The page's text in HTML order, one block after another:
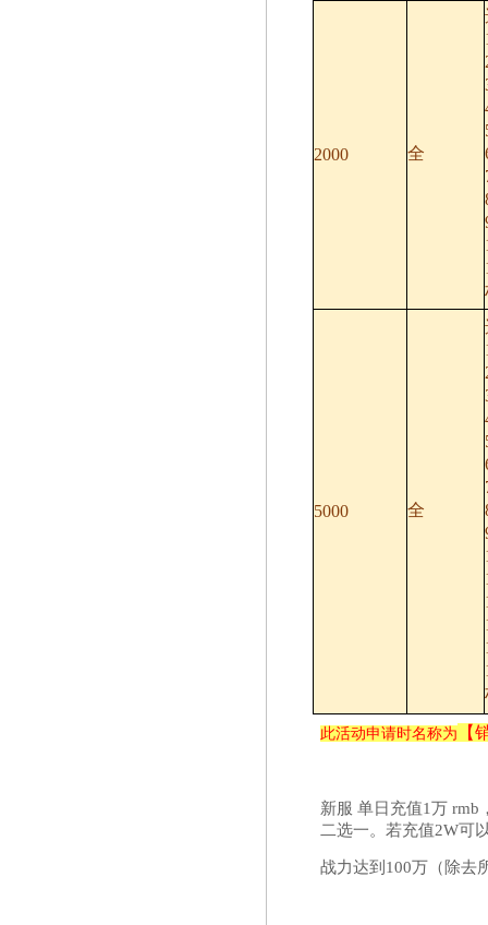
2000 全
5000 全
此活动申请时名称为 【
新服 单日充值1万 rmb
二选一。若充值2W可
战力达到100万（除去